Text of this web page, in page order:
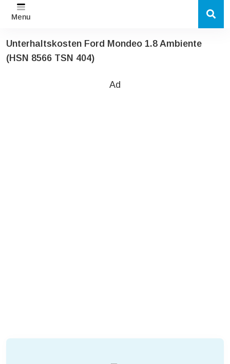
Menu
Unterhaltskosten Ford Mondeo 1.8 Ambiente
(HSN 8566 TSN 404)
Ad